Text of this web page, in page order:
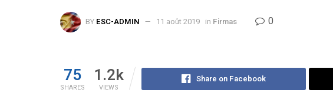
BY ESC-ADMIN 11 août 2019 in Firmas 0
75
SHARES
1.2k
VIEWS
Share on Facebook